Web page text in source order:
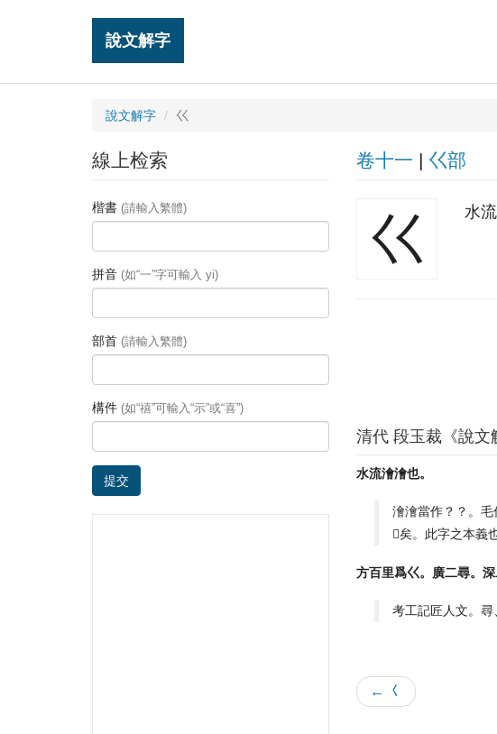
說文解字
說文解字 巜
卷十一 | 巜部
巜 水
清代 段玉裁《說文
水流澮澮也。
澮澮當作？？。毛
𡿨矣。此字之本義
方百里爲巜。廣二尋。深
考工記匠人文。尋
← 𡿨
線上检索
楷書 (請輸入繁體)
拼音 (如“一”字可輸入 yi)
部首 (請輸入繁體)
構件 (如“禧”可輸入“示”或“喜”)
提交